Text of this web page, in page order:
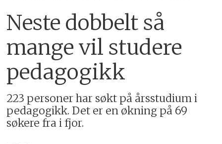
Neste dobbelt så
mange vil studere
pedagogikk
223 personer har søkt på årsstudium i
pedagogikk. Det er en økning på 69
søkere fra i fjor.